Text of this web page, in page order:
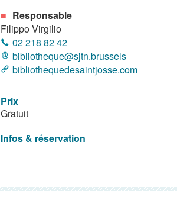
Responsable
Filippo Virgilio
02 218 82 42
bibliotheque@sjtn.brussels
bibliothequedesaintjosse.com
Prix
Gratuit
Infos & réservation